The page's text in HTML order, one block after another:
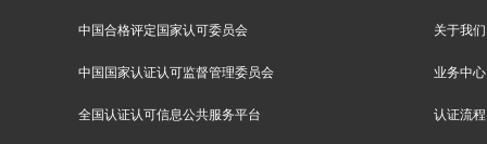
中国合格评定国家认可委员会
中国国家认证认可监督管理委员会
全国认证认可信息公共服务平台
关于我们
业务中心
认证流程